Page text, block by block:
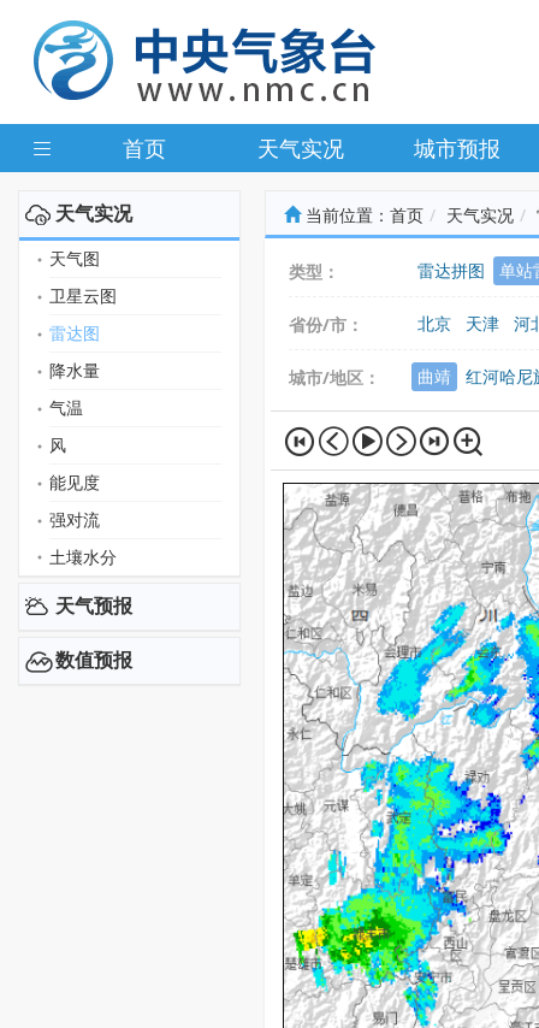
首页 天气实况 城市预报
天气实况
天气图
卫星云图
雷达图
降水量
气温
风
能见度
强对流
土壤水分
天气预报
数值预报
当前位置： 首页 天气实况
类型： 雷达拼图 单站
省份/市： 北京 天津
河
城市/地区：
曲靖 红河哈尼